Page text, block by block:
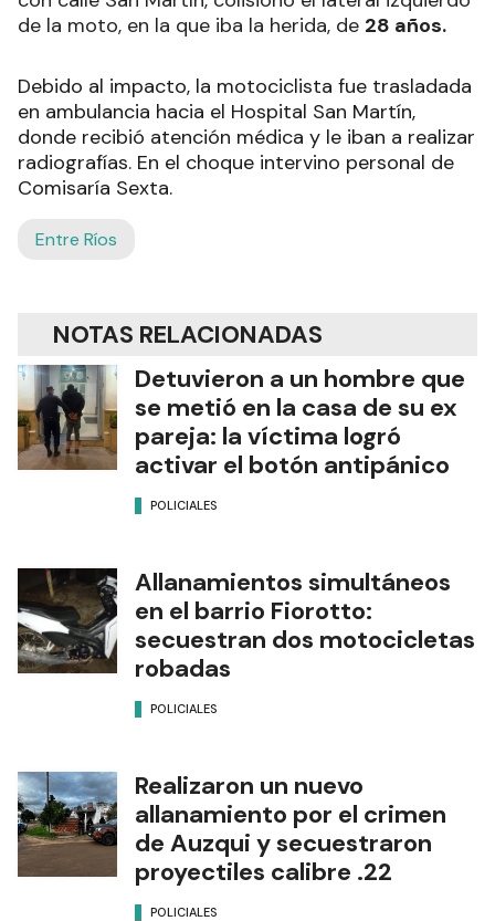
de la moto, en la que iba la herida, de 28 años.
Debido al impacto, la motociclista fue trasladada
en ambulancia hacia el Hospital San Martín,
donde recibió atención médica y le iban a realizar
radiografías. En el choque intervino personal de
Comisaría Sexta.
Entre Ríos
NOTAS RELACIONADAS
Detuvieron a un hombre que
se metió en la casa de su ex
pareja: la víctima logró
activar el botón antipánico
POLICIALES
Allanamientos simultáneos
en el barrio Fiorotto:
secuestran dos motocicletas
robadas
POLICIALES
Realizaron un nuevo
allanamiento por el crimen
de Auzqui y secuestraron
proyectiles calibre .22
POLICIALES